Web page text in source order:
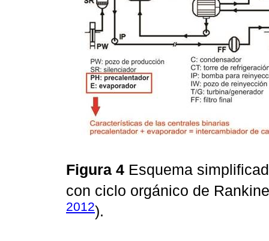
Figura 4 Esquema
con ciclo orgánico de
2012).